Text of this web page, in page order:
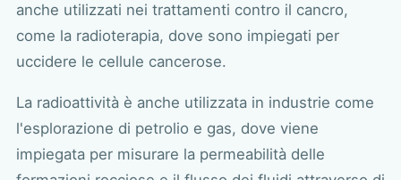
anche utilizzati nei trattamenti contro il cancro,
come la radioterapia, dove sono impiegati per
uccidere le cellule cancerose.
La radioattività è anche utilizzata in industrie come
l'esplorazione di petrolio e gas, dove viene
impiegata per misurare la permeabilità delle